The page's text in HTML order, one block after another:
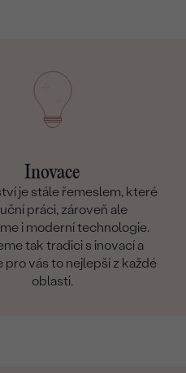
Inovace
je stále řemeslem, které
práci, zároveň ale
i moderní technologie.
tak tradici s inovací a
pro vás to nejlepší z každé
oblasti.